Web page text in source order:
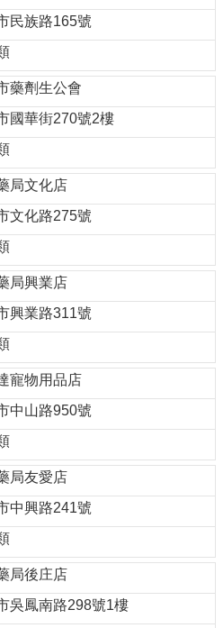
民族路165號
藥劑生公會
國華街270號2樓
局文化店
文化路275號
局興業店
興業路311號
寵物用品店
中山路950號
局友愛店
中興路241號
局後庄店
吳鳳南路298號1樓